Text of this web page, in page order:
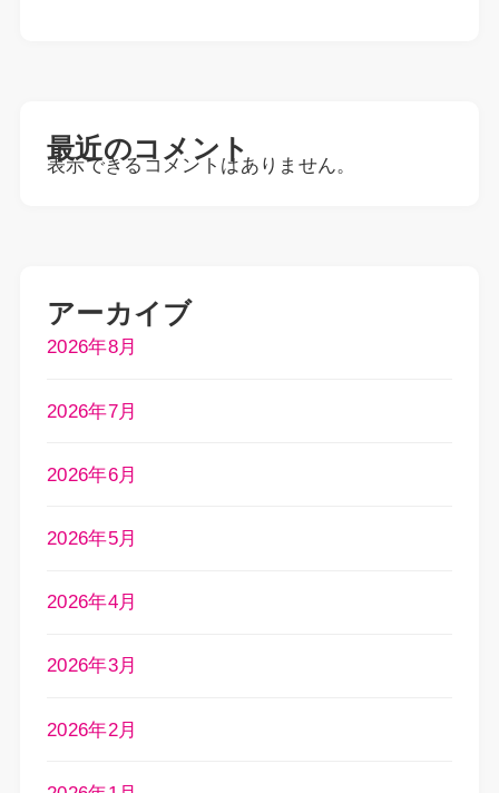
最近のコメント
表示できるコメントはありません。
アーカイブ
2026年8月
2026年7月
2026年6月
2026年5月
2026年4月
2026年3月
2026年2月